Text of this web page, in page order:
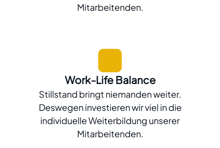
Mitarbeitenden.
Work-Life Balance
Stillstand bringt niemanden weiter.
Deswegen investieren wir viel in die
individuelle Weiterbildung unserer
Mitarbeitenden.